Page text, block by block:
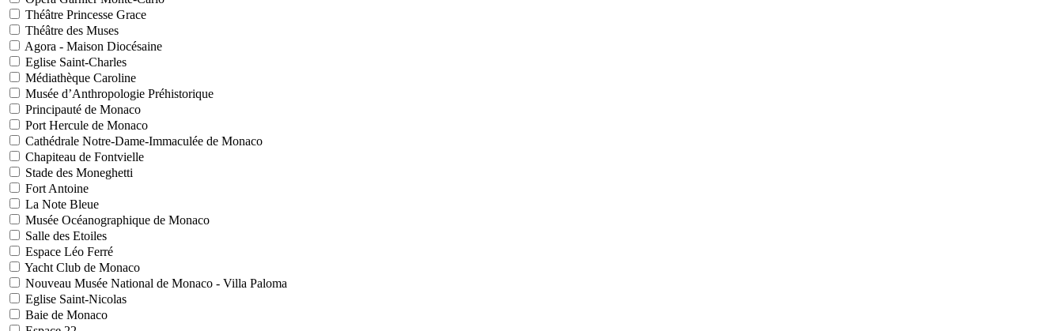
Théâtre Princesse Grace
Théâtre des Muses
Agora - Maison Diocésaine
Eglise Saint-Charles
Médiathèque Caroline
Musée d’Anthropologie Préhistorique
Principauté de Monaco
Port Hercule de Monaco
Cathédrale Notre-Dame-Immaculée de Monaco
Chapiteau de Fontvielle
Stade des Moneghetti
Fort Antoine
La Note Bleue
Musée Océanographique de Monaco
Salle des Etoiles
Espace Léo Ferré
Yacht Club de Monaco
Nouveau Musée National de Monaco - Villa Paloma
Eglise Saint-Nicolas
Baie de Monaco